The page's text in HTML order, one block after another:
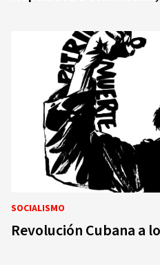
SOCIALISMO
Revolución Cubana a